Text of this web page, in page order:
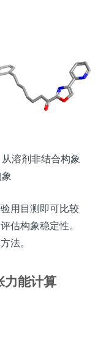
溶剂非结合构象
用目测即可比较
估构象稳定性。
法。
力能计算